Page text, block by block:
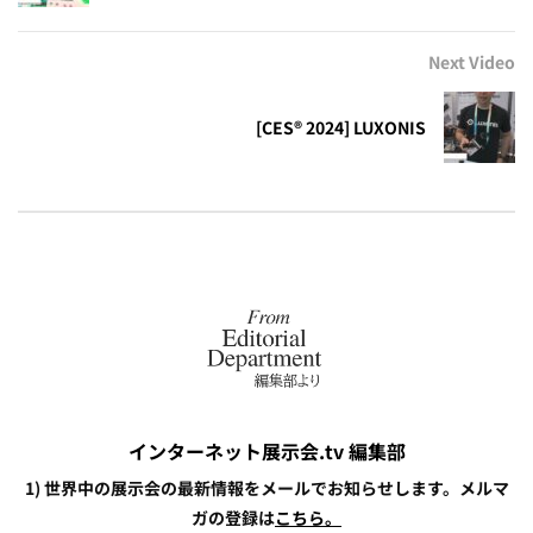
Next Video
[CES® 2024] LUXONIS
インターネット展示会.tv 編集部
1) 世界中の展示会の最新情報をメールでお知らせします。メルマ
ガの登録はこちら。